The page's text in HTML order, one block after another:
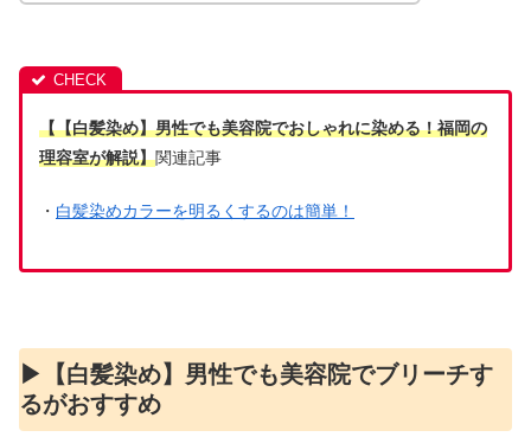
【【白髪染め】男性でも美容院でおしゃれに染める！福岡の
理容室が解説】関連記事
・ 白髪染めカラーを明るくするのは簡単！
▶︎【白髪染め】男性でも美容院でブリーチす
るがおすすめ